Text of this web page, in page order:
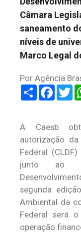
Câmara
saneamento
níveis de
Marco Legal
Por Agência
Share
A Caesb
autorização
Federal
junto ao
segunda
Ambiental da
Federal será
operação